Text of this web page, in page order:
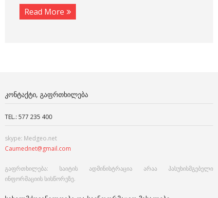
Read More
ᲙᲝᲜᲢᲐᲥᲢᲘ, ᲒᲐᲤᲠᲗᲮᲘᲚᲔᲑᲐ
TEL.: 577 235 400
skype: Medgeo.net
Caumednet@gmail.com
გაფრთხილება: საიტის ადმინისტრაცია არაა პასუხისმგებელი
ინფორმაციის სისწორეზე.